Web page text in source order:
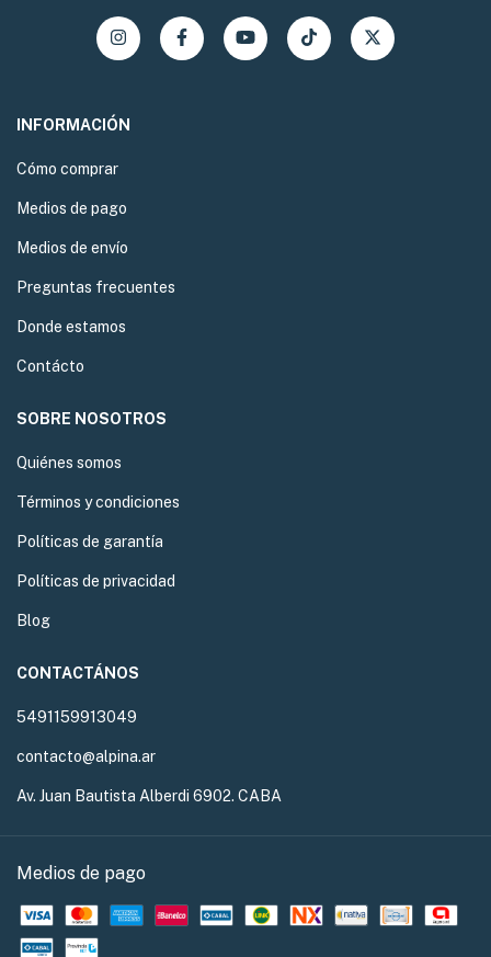
INFORMACIÓN
Cómo comprar
Medios de pago
Medios de envío
Preguntas frecuentes
Donde estamos
Contácto
SOBRE NOSOTROS
Quiénes somos
Términos y condiciones
Políticas de garantía
Políticas de privacidad
Blog
CONTACTÁNOS
5491159913049
contacto@alpina.ar
Av. Juan Bautista Alberdi 6902. CABA
Medios de pago